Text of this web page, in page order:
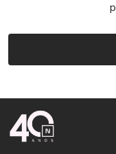
Rodapé da Nova